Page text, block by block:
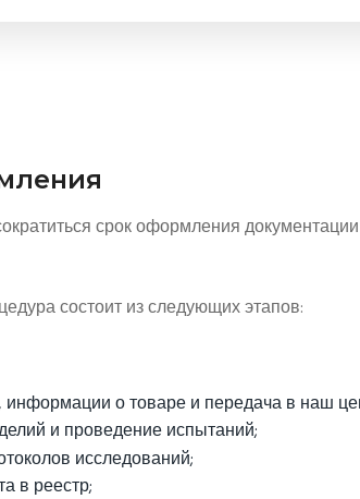
срок оформления
состоит из следующих этапов:
информации о товаре и передача в наш
и проведение испытаний;
исследований;
в реестр;